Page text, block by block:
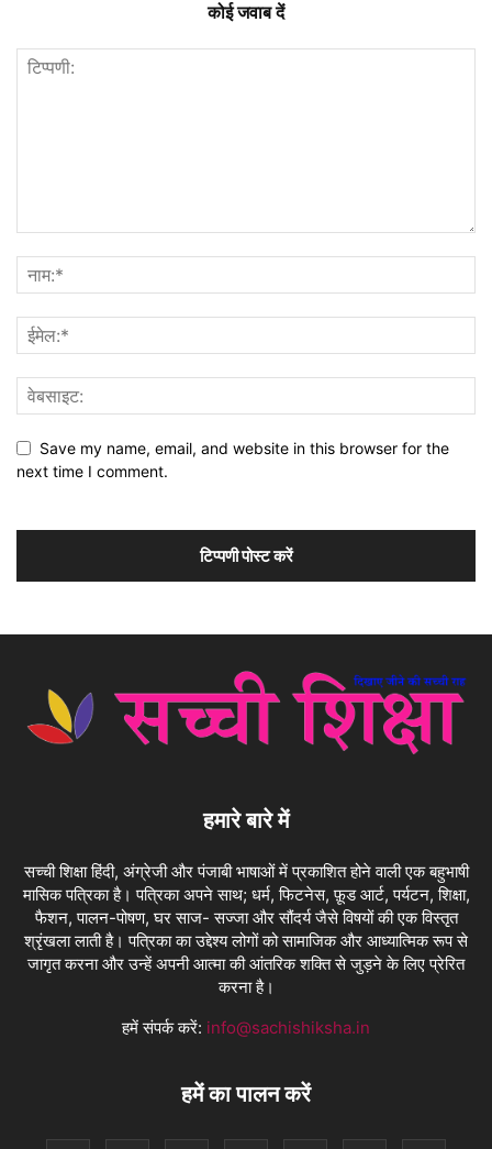
कोई जवाब दें
Save my name, email, and website in this browser for the
next time I comment.
हमारे बारे में
सच्ची शिक्षा हिंदी, अंग्रेजी और पंजाबी भाषाओं में प्रकाशित होने वाली एक बहुभाषी
मासिक पत्रिका है। पत्रिका अपने साथ; धर्म, फिटनेस, फ़ूड आर्ट, पर्यटन, शिक्षा,
फैशन, पालन-पोषण, घर साज- सज्जा और सौंदर्य जैसे विषयों की एक विस्तृत
श्रृंखला लाती है। पत्रिका का उद्देश्य लोगों को सामाजिक और आध्यात्मिक रूप से
जागृत करना और उन्हें अपनी आत्मा की आंतरिक शक्ति से जुड़ने के लिए प्रेरित
करना है।
हमें संपर्क करें: info@sachishiksha.in
हमें का पालन करें